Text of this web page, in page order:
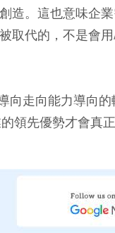
造。這也意味企
取代的，不是會
向走向能力導向
領先優勢才會真正